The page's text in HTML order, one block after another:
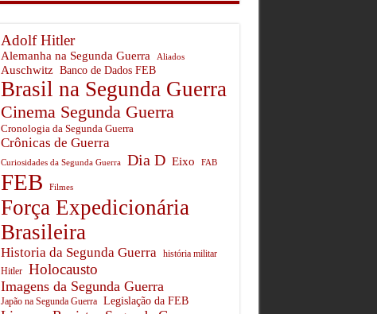
Adolf Hitler
Alemanha na Segunda Guerra Aliados
Auschwitz Banco de Dados FEB
Brasil na Segunda Guerra
Cinema Segunda Guerra
Cronologia da Segunda Guerra
Crônicas de Guerra
Curiosidades da Segunda Guerra Dia D Eixo FAB
FEB Filmes
Força Expedicionária
Brasileira
Historia da Segunda Guerra
história militar
Hitler
Holocausto
Imagens da Segunda Guerra
Japão na Segunda Guerra Legislação da FEB